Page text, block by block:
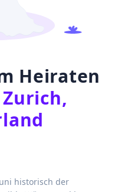
Heiraten
historisch der